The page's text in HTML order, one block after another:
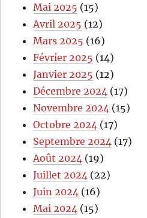
Mai 2025 (15)
Avril 2025 (12)
Mars 2025 (16)
Février 2025 (14)
Janvier 2025 (12)
Décembre 2024 (17)
Novembre 2024 (15)
Octobre 2024 (17)
Septembre 2024 (17)
Août 2024 (19)
Juillet 2024 (22)
Juin 2024 (16)
Mai 2024 (15)